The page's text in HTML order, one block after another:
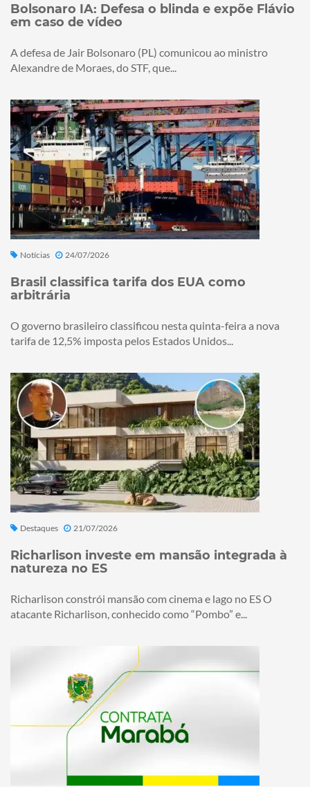
Bolsonaro IA: Defesa o blinda e expõe Flávio
em caso de vídeo
A defesa de Jair Bolsonaro (PL) comunicou ao ministro
Alexandre de Moraes, do STF, que...
Notícias 24/07/2026
Brasil classifica tarifa dos EUA como
arbitrária
O governo brasileiro classificou nesta quinta-feira a nova
tarifa de 12,5% imposta pelos Estados Unidos...
Destaques 21/07/2026
Richarlison investe em mansão integrada à
natureza no ES
Richarlison constrói mansão com cinema e lago no ES O
atacante Richarlison, conhecido como “Pombo” e...